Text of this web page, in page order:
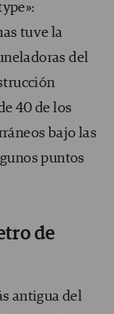
tuve la
del
40 de los
bajo las
puntos
de
antigua del